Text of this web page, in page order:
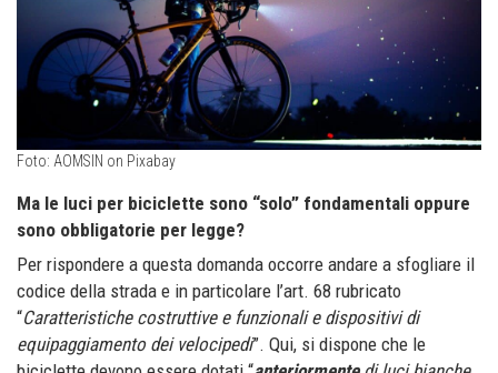
Foto: AOMSIN on Pixabay
Ma le luci per biciclette sono “solo” fondamentali oppure
sono obbligatorie per legge?
Per rispondere a questa domanda occorre andare a sfogliare il
codice della strada e in particolare l’art. 68 rubricato
“Caratteristiche costruttive e funzionali e dispositivi di
equipaggiamento dei velocipedi”. Qui, si dispone che le